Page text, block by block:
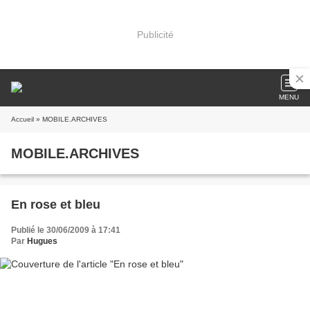
Publicité
MENU
Accueil » MOBILE.ARCHIVES
MOBILE.ARCHIVES
En rose et bleu
Publié le 30/06/2009 à 17:41
Par Hugues